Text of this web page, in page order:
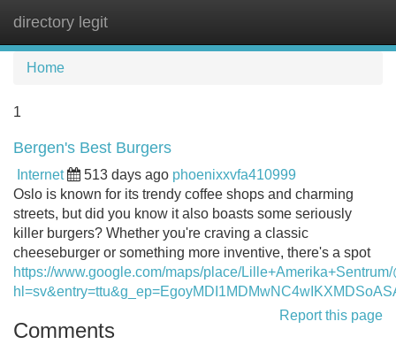
directory legit
Home
1
Bergen's Best Burgers
Internet 513 days ago phoenixxvfa410999
Oslo is known for its trendy coffee shops and charming
streets, but did you know it also boasts some seriously
killer burgers? Whether you're craving a classic
cheeseburger or something more inventive, there's a spot
https://www.google.com/maps/place/
Report this page
Comments